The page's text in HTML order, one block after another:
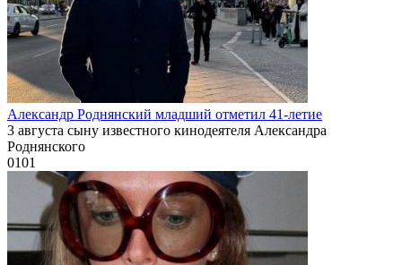
Александр Роднянский младший отметил 41-летие
3 августа сыну известного кинодеятеля Александра
Роднянского
0101